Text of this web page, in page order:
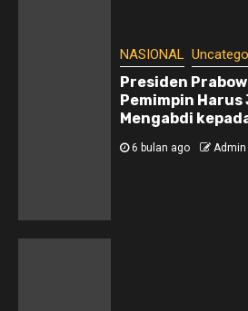
NASIONAL
Presiden
Pemimpin
Mengabdi
6 bulan ago Admin